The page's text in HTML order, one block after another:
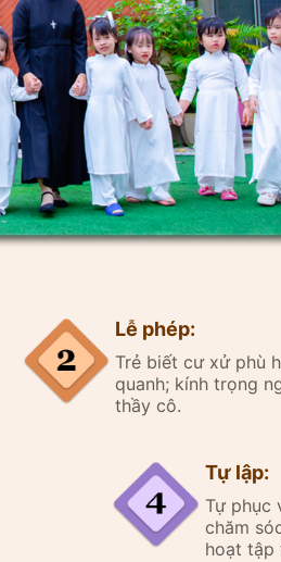
Lễ phép:
Trẻ biết cư xử phù
quanh; kính trọng
thầy cô.
Tự lập:
Tự phục
chăm
hoạt tập